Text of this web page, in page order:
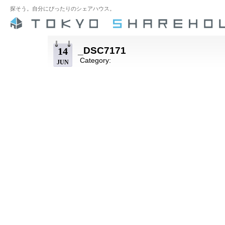
探そう。自分にぴったりのシェアハウス。
14
JUN
_DSC7171
Category: